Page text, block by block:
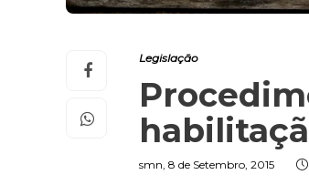
Legislação
smn, 8 de Setembro, 2015